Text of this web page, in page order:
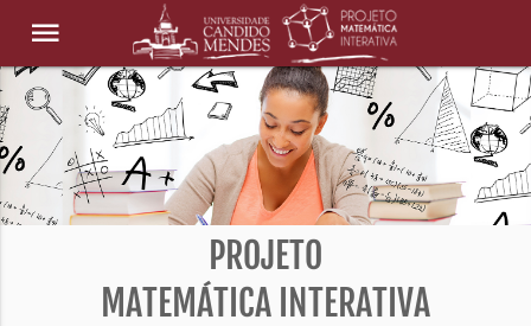
PROJETO
MATEMÁTICA INTERATIVA